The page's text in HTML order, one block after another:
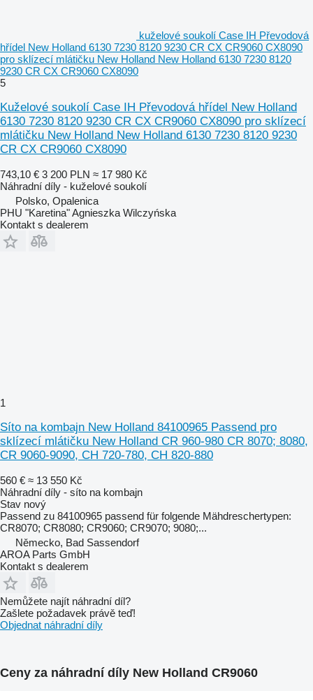
kuželové soukolí Case IH Převodová
hřídel New Holland 6130 7230 8120 9230 CR CX CR9060 CX8090
pro sklízecí mlátičku New Holland New Holland 6130 7230 8120
9230 CR CX CR9060 CX8090
5
Kuželové soukolí Case IH Převodová hřídel New Holland
6130 7230 8120 9230 CR CX CR9060 CX8090 pro sklízecí
mlátičku New Holland New Holland 6130 7230 8120 9230
CR CX CR9060 CX8090
743,10 € 3 200 PLN ≈ 17 980 Kč
Náhradní díly - kuželové soukolí
Polsko, Opalenica
PHU "Karetina" Agnieszka Wilczyńska
Kontakt s dealerem
1
Síto na kombajn New Holland 84100965 Passend pro
sklízecí mlátičku New Holland CR 960-980 CR 8070; 8080,
CR 9060-9090, CH 720-780, CH 820-880
560 € ≈ 13 550 Kč
Náhradní díly - síto na kombajn
Stav nový
Passend zu 84100965 passend für folgende Mähdreschertypen:
CR8070; CR8080; CR9060; CR9070; 9080;...
Německo, Bad Sassendorf
AROA Parts GmbH
Kontakt s dealerem
Nemůžete najít náhradní díl?
Zašlete požadavek právě teď!
Objednat náhradní díly
Ceny za náhradní díly New Holland CR9060